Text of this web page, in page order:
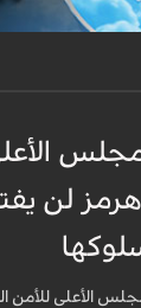
لن
الأعلى للأمن